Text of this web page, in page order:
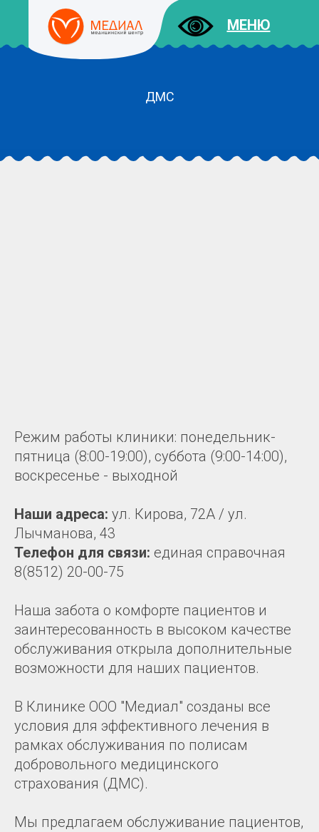
МЕНЮ
ДМС
Режим работы клиники: понедельник-
пятница (8:00-19:00), суббота (9:00-14:00),
воскресенье - выходной
Наши адреса: ул. Кирова, 72А / ул.
Лычманова, 43
Телефон для связи: единая справочная
8(8512) 20-00-75
Наша забота о комфорте пациентов и
заинтересованность в высоком качестве
обслуживания открыла дополнительные
возможности для наших пациентов.
В Клинике ООО "Медиал" созданы все
условия для эффективного лечения в
рамках обслуживания по полисам
добровольного медицинского
страхования (ДМС).
Мы предлагаем обслуживание пациентов,